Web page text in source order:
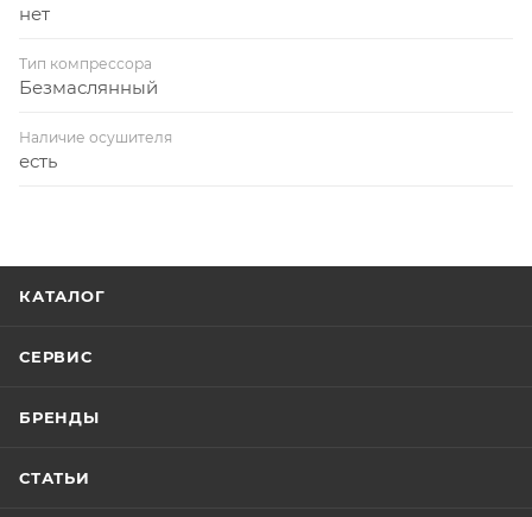
нет
Тип компрессора
Безмаслянный
Наличие осушителя
есть
КАТАЛОГ
СЕРВИС
БРЕНДЫ
СТАТЬИ